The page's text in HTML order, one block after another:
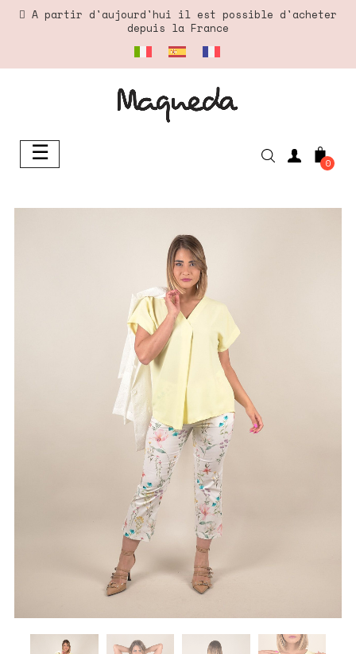
A partir d'aujourd'hui il est possible d'acheter
depuis la France
Basculer
la
☰ 0